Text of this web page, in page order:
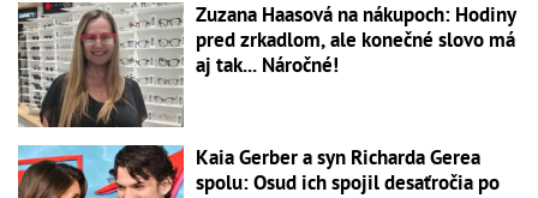
Zuzana Haasová na nákupoch: Hodiny
pred zrkadlom, ale konečné slovo má
aj tak... Náročné!
Kaia Gerber a syn Richarda Gerea
spolu: Osud ich spojil desaťročia po